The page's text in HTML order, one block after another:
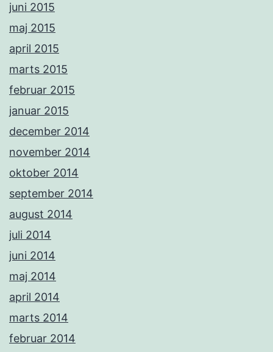
juni 2015
maj 2015
april 2015
marts 2015
februar 2015
januar 2015
december 2014
november 2014
oktober 2014
september 2014
august 2014
juli 2014
juni 2014
maj 2014
april 2014
marts 2014
februar 2014